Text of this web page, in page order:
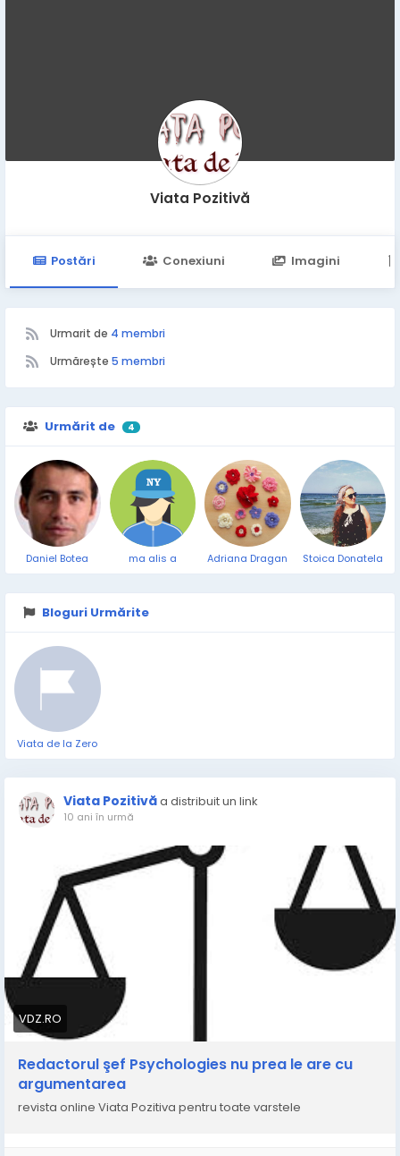
Viata Pozitivă
Postări Conexiuni Imagini
Urmarit de 4 membri
Urmărește 5 membri
Urmărit de 4
Daniel Botea ma alis a Adriana Dragan Stoica Donatela
Bloguri Urmărite
Viata de la Zero
Viata Pozitivăa distribuit un link
10 ani în urmă
VDZ.RO
Redactorul şef Psychologies nu prea le are cu
argumentarea
revista online Viata Pozitiva pentru toate varstele